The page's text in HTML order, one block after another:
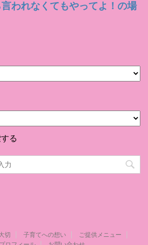
る
切 子育てへの想い
ご提供メニュー